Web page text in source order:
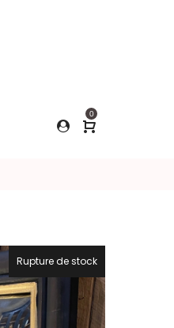
0
Rupture de stock